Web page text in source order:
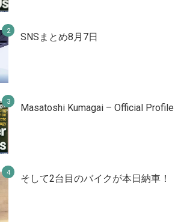
SNSまとめ8月7日
Masatoshi Kumagai – Official Profile
そして2台目のバイクが本日納車！